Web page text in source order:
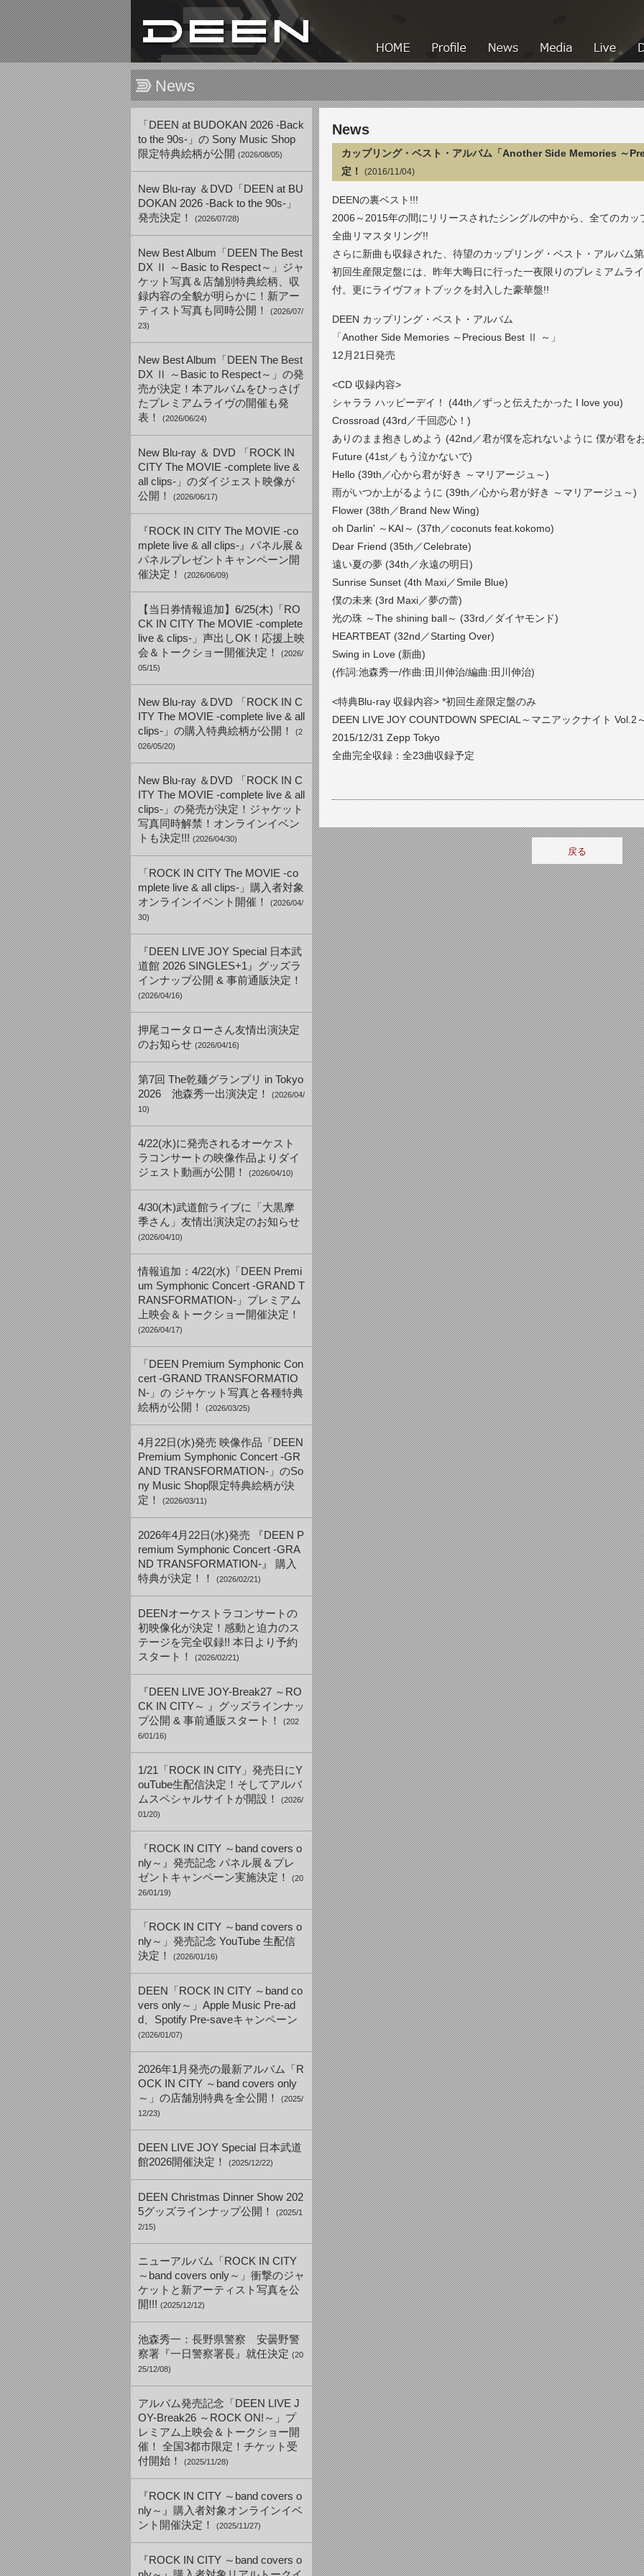
HOME Profile News Media
News
「DEEN at BUDOKAN 2026 -Back
to the 90s-」の Sony Music Shop
限定特典絵柄が公開 (2026/08/05)
New Blu-ray ＆DVD「DEEN at BU
DOKAN 2026 -Back to the 90s-」
発売決定！
(2026/07/28)
New Best Album「DEEN The Best
DX Ⅱ ～Basic to Respect～」ジャ
ケット写真＆店舗別特典絵柄、収
録内容の全貌が明らかに！新アー
ティスト写真も同時公開！
(2026/07/
23)
New Best Album「DEEN The Best
DX Ⅱ ～Basic to Respect～」の発
売が決定！本アルバムをひっさげ
たプレミアムライヴの開催も発
表！
(2026/06/24)
New Blu-ray ＆ DVD 「ROCK IN
CITY The MOVIE -complete live &
all clips-」のダイジェスト映像が
公開！
(2026/06/17)
『ROCK IN CITY The MOVIE -co
mplete live & all clips-』パネル展＆
パネルプレゼントキャンペーン開
催決定！
(2026/06/09)
【当日券情報追加】6/25(木)「RO
CK IN CITY The MOVIE -complete
live & clips-」声出しOK！応援上映
会＆トークショー開催決定！
(2026/
05/15)
New Blu-ray ＆DVD 「ROCK IN C
ITY The MOVIE -complete live & all
clips-」の購入特典絵柄が公開！
(2
026/05/20)
New Blu-ray ＆DVD 「ROCK IN C
ITY The MOVIE -complete live & all
clips-」の発売が決定！ジャケット
写真同時解禁！オンラインイベン
トも決定!!! (2026/04/30)
「ROCK IN CITY The MOVIE -co
mplete live & all clips-」購入者対象
オンラインイベント開催！
(2026/04/
30)
『DEEN LIVE JOY Special 日本武
道館 2026 SINGLES+1』グッズラ
インナップ公開 & 事前通販決定！
(2026/04/16)
押尾コータローさん友情出演決定
のお知らせ (2026/04/16)
第7回 The乾麺グランプリ in Tokyo
2026 池森秀一出演決定！
(2026/04/
10)
4/22(水)に発売されるオーケスト
ラコンサートの映像作品よりダイ
ジェスト動画が公開！
(2026/04/10)
4/30(木)武道館ライブに「大黒摩
季さん」友情出演決定のお知らせ
(2026/04/10)
情報追加：4/22(水)「DEEN Premi
um Symphonic Concert -GRAND T
RANSFORMATION-」プレミアム
上映会＆トークショー開催決定！
(2026/04/17)
「DEEN Premium Symphonic Con
cert -GRAND TRANSFORMATIO
N-」の ジャケット写真と各種特典
絵柄が公開！
(2026/03/25)
4月22日(水)発売 映像作品「DEEN
Premium Symphonic Concert -GR
AND TRANSFORMATION-」のSo
ny Music Shop限定特典絵柄が決
定！
(2026/03/11)
2026年4月22日(水)発売 『DEEN P
remium Symphonic Concert -GRA
ND TRANSFORMATION-』 購入
特典が決定！！
(2026/02/21)
DEENオーケストラコンサートの
初映像化が決定！感動と迫力のス
テージを完全収録!! 本日より予約
スタート！
(2026/02/21)
『DEEN LIVE JOY-Break27 ～RO
CK IN CITY～ 』グッズラインナッ
プ公開 & 事前通販スタート！
(202
6/01/16)
1/21「ROCK IN CITY」発売日にY
ouTube生配信決定！そしてアルバ
ムスペシャルサイトが開設！
(2026/
01/20)
『ROCK IN CITY ～band covers o
nly～』発売記念 パネル展＆プレ
ゼントキャンペーン実施決定！
(20
26/01/19)
「ROCK IN CITY ～band covers o
nly～」発売記念 YouTube 生配信
決定！
(2026/01/16)
DEEN「ROCK IN CITY ～band co
vers only～」Apple Music Pre-ad
d、Spotify Pre-saveキャンペーン
(2026/01/07)
2026年1月発売の最新アルバム「R
OCK IN CITY ～band covers only
～」の店舗別特典を全公開！
(2025/
12/23)
DEEN LIVE JOY Special 日本武道
館2026開催決定！
(2025/12/22)
DEEN Christmas Dinner Show 202
5グッズラインナップ公開！
(2025/1
2/15)
ニューアルバム「ROCK IN CITY
～band covers only～」衝撃のジャ
ケットと新アーティスト写真を公
開!!! (2025/12/12)
池森秀一：長野県警察 安曇野警
察署『一日警察署長』就任決定 (20
25/12/08)
アルバム発売記念「DEEN LIVE J
OY-Break26 ～ROCK ON!～」プ
レミアム上映会＆トークショー開
催！ 全国3都市限定！チケット受
付開始！
(2025/11/28)
『ROCK IN CITY ～band covers o
nly～』購入者対象オンラインイベ
ント開催決定！
(2025/11/27)
『ROCK IN CITY ～band covers o
News
カップリング・ベスト・アルバム「Another Side Memories ～
定！ (2016/11/04)
DEENの裏ベスト!!!
2006～2015年の間にリリースされたシングルの中から、全てのカッ
全曲リマスタリング!!
さらに新曲も収録された、待望のカップリング・ベスト・アルバム
初回生産限定盤には、昨年大晦日に行った一夜限りのプレミアムラ
付。更にライヴフォトブックを封入した豪華盤!!
DEEN カップリング・ベスト・アルバム
「Another Side Memories ～Precious Best Ⅱ ～」
12月21日発売
<CD 収録内容>
シャララ ハッピーデイ！ (44th／ずっと伝えたかった I love you)
Crossroad (43rd／千回恋心！)
ありのまま抱きしめよう (42nd／君が僕を忘れないように 僕が君を
Future (41st／もう泣かないで)
Hello (39th／心から君が好き ～マリアージュ～)
雨がいつか上がるように (39th／心から君が好き ～マリアージュ～)
Flower (38th／Brand New Wing)
oh Darlin' ～KAI～ (37th／coconuts feat.kokomo)
Dear Friend (35th／Celebrate)
遠い夏の夢 (34th／永遠の明日)
Sunrise Sunset (4th Maxi／Smile Blue)
僕の未来 (3rd Maxi／夢の蕾)
光の珠 ～The shining ball～ (33rd／ダイヤモンド)
HEARTBEAT (32nd／Starting Over)
Swing in Love (新曲)
(作詞:池森秀一/作曲:田川伸治/編曲:田川伸治)
<特典Blu-ray 収録内容> *初回生産限定盤のみ
DEEN LIVE JOY COUNTDOWN SPECIAL～マニアックナイト Vol.2
2015/12/31 Zepp Tokyo
全曲完全収録：全23曲収録予定
戻る